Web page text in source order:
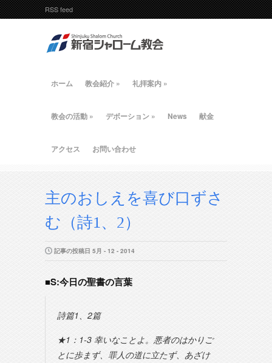
RSS feed
ホーム 教会紹介 » 礼拝案内 »
教会の活動 » デボーション » News 献金
アクセス お問い合わせ
主のおしえを喜び口ずさ
む（詩1、2）
記事の投稿日 5月 - 12 - 2014
■S:今日の聖書の言葉
詩篇1、2篇
★1：1-3 幸いなことよ。悪者のはかりご
とに歩まず、罪人の道に立たず、あざけ